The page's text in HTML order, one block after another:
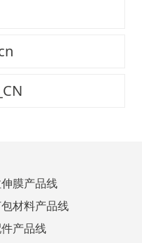
膜产品线
材料产品线
产品线